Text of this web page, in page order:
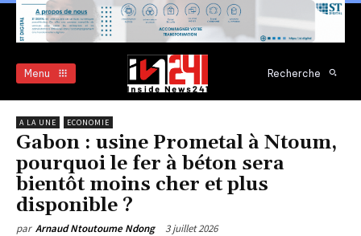
Menu Recherche
A LA UNE ECONOMIE
Gabon : usine Prometal à Ntoum,
pourquoi le fer à béton sera
bientôt moins cher et plus
disponible ?
par Arnaud Ntoutoume Ndong 3 juillet 2026